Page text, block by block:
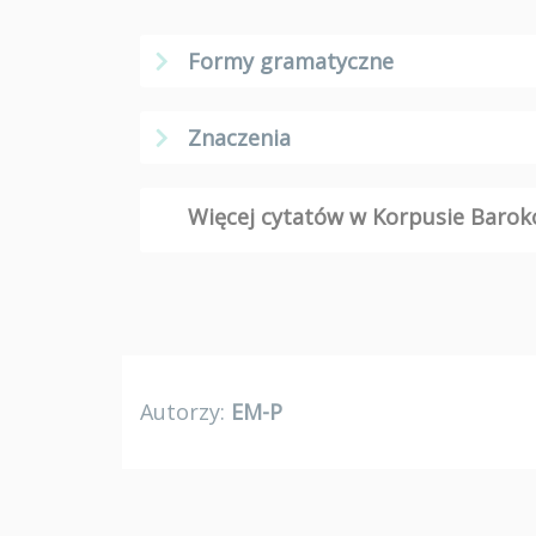
Formy gramatyczne
Znaczenia
Więcej cytatów w Korpusie
Autorzy: EM-P